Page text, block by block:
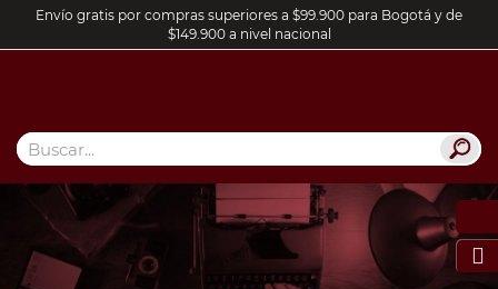
Envío gratis por compras superiores a $99.900 para Bogotá y de
$149.900 a nivel nacional
